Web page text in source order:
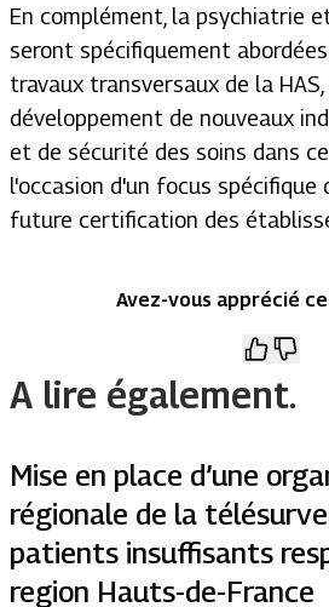
En complément, la psychiatrie
seront spécifiquement
travaux transversaux de la HAS,
développement de nouveaux
et de sécurité des soins dans
l'occasion d'un focus spécifique
future certification des
Avez-vous apprécié
A lire également.
Mise en place d’une
régionale de la
patients insuffisants
region Hauts-de-France